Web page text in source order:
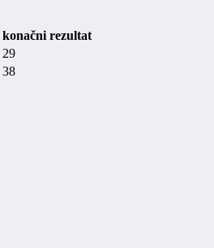
konačni rezultat
29
38